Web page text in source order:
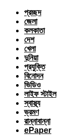
প্রচ্ছদ
জেলা
কলকাতা
দেশ
খেলা
দুনিয়া
প্রযুক্তি
বিনোদন
ভিডিও
লাইফ স্টাইল
স্বাস্থ্য
ভ্রমণ
রান্নাবান্না
ePaper